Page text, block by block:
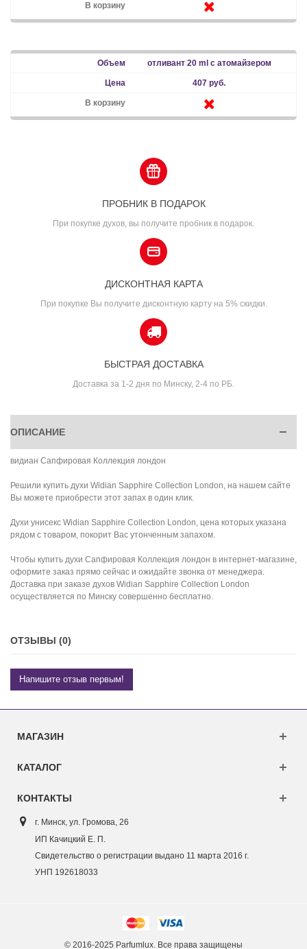
отливант 20 ml с атомайзером
407 руб.
ПРОБНИК В ПОДАРОК
При покупке духов, вы получите пробник в подарок.
ДИСКОНТНАЯ КАРТА
При покупке Вы получите дисконтную карту на 5% скидки.
БЫСТРАЯ ДОСТАВКА
Доставка за 1-2 дня по Минску, 2-4 по РБ.
ОПИСАНИЕ
видиан Сапфировая Коллекция лондон
Решили купить духи Widian Sapphire Collection London, на нашем сайте
Вы можете приобрести этот запах в один клик.
Духи унисекс Widian Sapphire Collection London, цена которых указана
рядом с товаром, покорит Вас утонченным запахом.
Чтобы купить духи Сапфировая Коллекция лондон в интернет-магазине,
оформите заказ прямо сейчас и ожидайте звонка от менеджера.
Доставка при заказе духов Widian Sapphire Collection London
осуществляется по Минску совершенно бесплатно.
ОТЗЫВЫ (0)
Напишите отзыв первым!
МАГАЗИН
КАТАЛОГ
КОНТАКТЫ
г. Минск, ул. Громова, 26
ИП Качицкий Е. П.
Свидетельство о регистрации выдано 11 марта 2016 г.
УНП 192618033
© 2016-2025 Parfumlux. Все права защищены